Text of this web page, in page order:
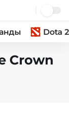
Dota 2
Crown